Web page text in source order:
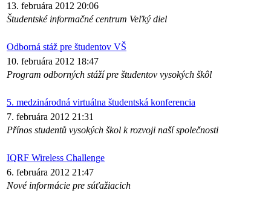
13. februára 2012 20:06
Študentské informačné centrum Veľký diel
Odborná stáž pre študentov VŠ
10. februára 2012 18:47
Program odborných stáží pre študentov vysokých škôl
5. medzinárodná virtuálna študentská konferencia
7. februára 2012 21:31
Přínos studentů vysokých škol k rozvoji naší společnosti
IQRF Wireless Challenge
6. februára 2012 21:47
Nové informácie pre súťažiacich